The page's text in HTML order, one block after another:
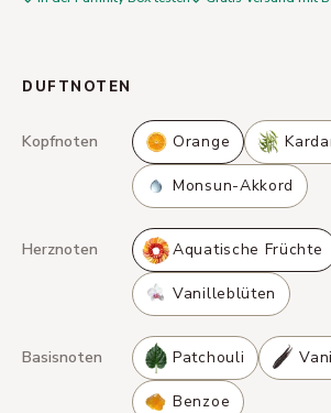
DUFTNOTEN
Kopfnoten Orange
Monsun-Akkord
Herznoten Aquatische Früchte
Vanilleblüten
Basisnoten Patchouli
Benzoe